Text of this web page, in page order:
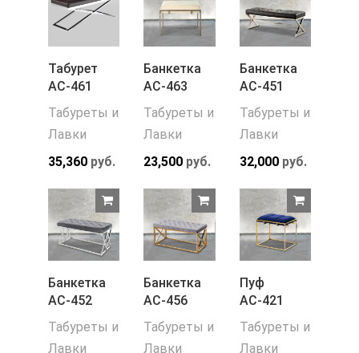
Табурет
АС-461
Табуреты и
Лавки
35,360 руб.
Банкетка
АС-463
Табуреты и
Лавки
23,500 руб.
Банкетка
АС-451
Табуреты и
Лавки
32,000руб.
Банкетка
АС-452
Табуреты и
Лавки
Банкетка
АС-456
Табуреты и
Лавки
Пуф
АС-421
Табуреты и
Лавки